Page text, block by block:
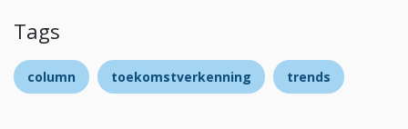
Tags
column toekomstverkenning trends